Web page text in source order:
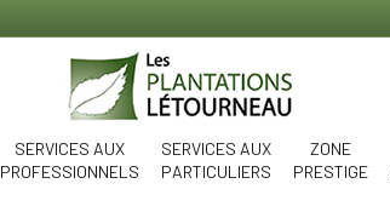
SERVICES AUX
PROFESSIONNELS
SERVICES AUX
PARTICULIERS
ZONE
PRESTIGE